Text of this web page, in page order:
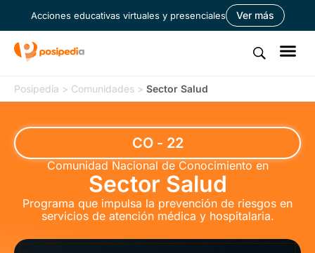
Acciones educativas virtuales y presenciales Ver más
Posipedia > Comunidades > Sector Salud
CO - 22
Comunidad Nacional de Conocimiento en
Sector Salud
Programa que impulsa la prevención de riesgos en
servicios de atención médica y hospitalaria.